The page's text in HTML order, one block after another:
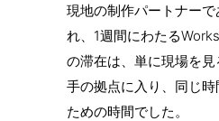
現地の制作パートナー
れ、1週間にわたる
の滞在は、単に現場を
手の拠点に入り、同じ
ための時間でした。